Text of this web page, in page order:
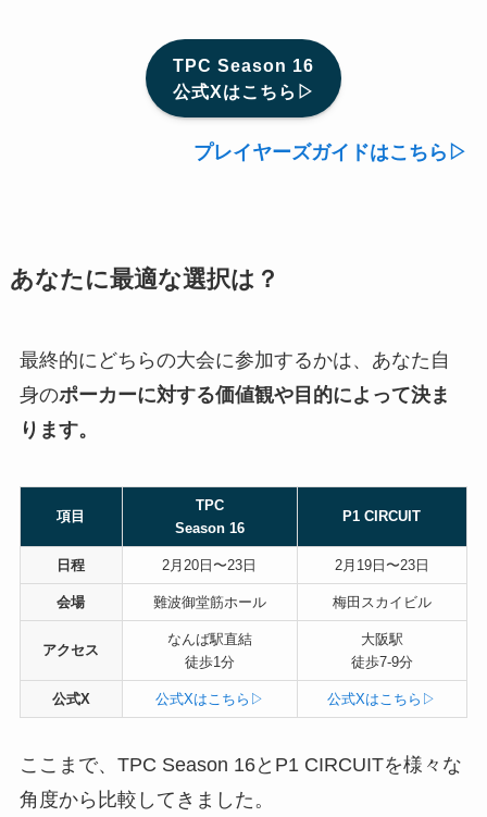
TPC Season 16
公式Xはこちら▷
プレイヤーズガイドはこちら▷
あなたに最適な選択は？
最終的にどちらの大会に参加するかは、あなた自
身のポーカーに対する価値観や目的によって決ま
ります。
項目
TPC
Season 16
P1 CIRCUIT
日程 2月20日〜23日 2月19日〜23日
会場 難波御堂筋ホール 梅田スカイビル
アクセス
なんば駅直結
徒歩1分
大阪駅
徒歩7-9分
公式X 公式Xはこちら▷ 公式Xはこちら▷
ここまで、TPC Season 16とP1 CIRCUITを様々な
角度から比較してきました。